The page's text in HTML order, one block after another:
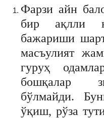
Фарзи айн
бир ақлли
бажариши
масъулият
гуруҳ
бошқалар
бўлмайди.
ўқиш, рўза